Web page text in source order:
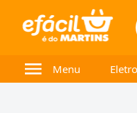
Menu